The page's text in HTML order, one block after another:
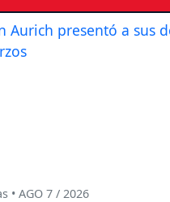
• AGO 7 / 2026